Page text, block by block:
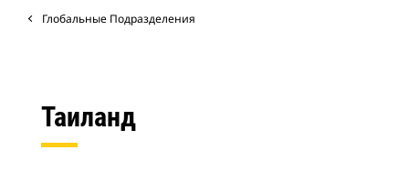
Глобальные Подразделения
Таиланд